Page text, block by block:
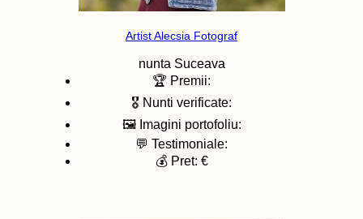
Artist Alecsia Fotograf
nunta Suceava
🏆 Premii:
🎖️ Nunti verificate:
🖼️ Imagini portofoliu:
💬 Testimoniale:
💰 Pret: €